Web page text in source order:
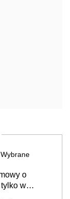
Wybrane
o
tylko w